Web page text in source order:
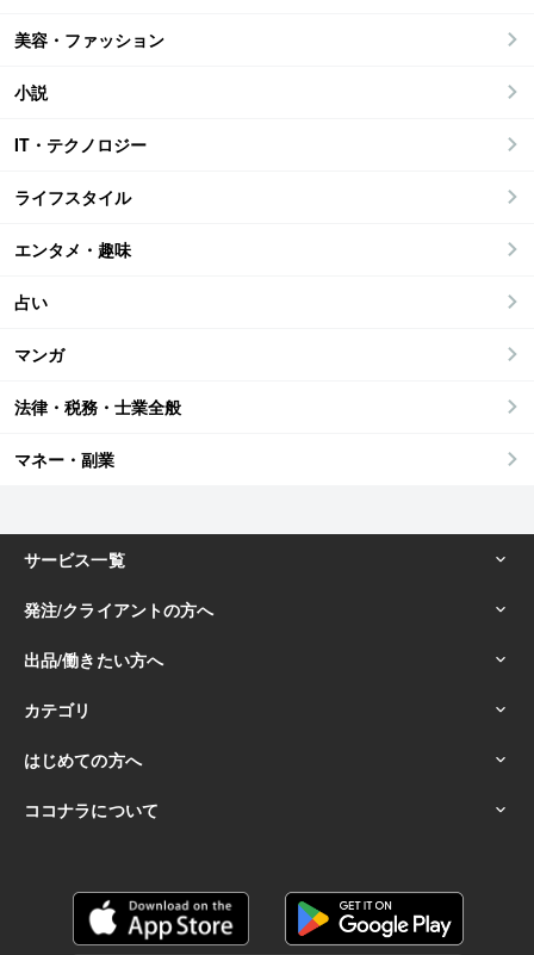
美容・ファッション
小説
IT・テクノロジー
ライフスタイル
エンタメ・趣味
占い
マンガ
法律・税務・士業全般
マネー・副業